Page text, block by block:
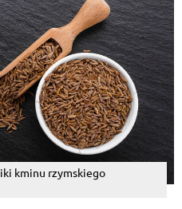
kminu rzymskiego